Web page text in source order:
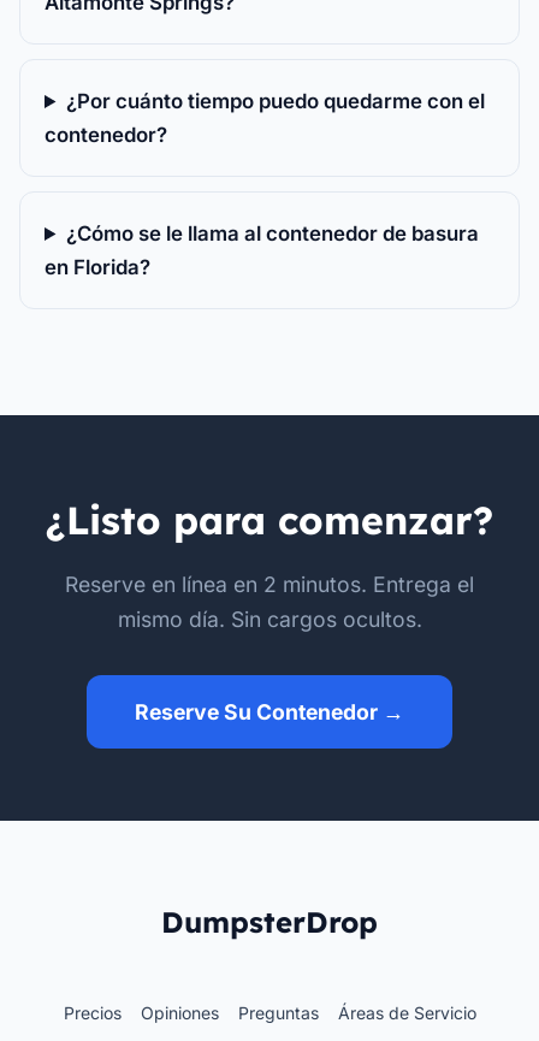
¿Por cuánto tiempo puedo quedarme con el
contenedor?
¿Cómo se le llama al contenedor de basura
en Florida?
¿Listo para comenzar?
Reserve en línea en 2 minutos. Entrega el
mismo día. Sin cargos ocultos.
Reserve Su Contenedor →
DumpsterDrop
Precios Opiniones Preguntas
Áreas de Servicio